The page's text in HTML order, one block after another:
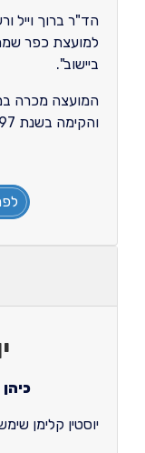
הד"ר ברוך וייל
למועצת כפר
ביישוב".
המועצה מכרה
והקימה בשנת 1997 את "בית וייל" באתר מרכזי בכפר.
יוסטין קלימן